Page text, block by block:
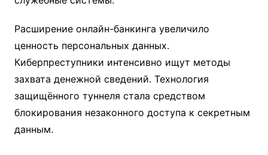
Расширение онлайн-банкинга увеличило
ценность персональных данных.
Киберпреступники интенсивно ищут методы
захвата денежной сведений. Технология
защищённого туннеля стала средством
блокирования незаконного доступа к секретным
данным.